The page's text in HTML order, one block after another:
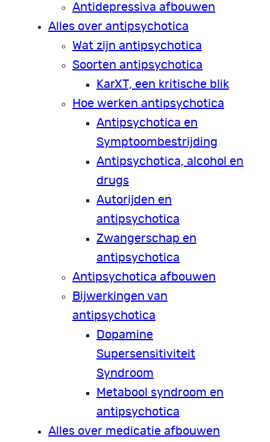
Antidepressiva afbouwen
Alles over antipsychotica
Wat zijn antipsychotica
Soorten antipsychotica
KarXT, een kritische blik
Hoe werken antipsychotica
Antipsychotica en
Symptoombestrijding
Antipsychotica, alcohol en
drugs
Autorijden en
antipsychotica
Zwangerschap en
antipsychotica
Antipsychotica afbouwen
Bijwerkingen van
antipsychotica
Dopamine
Supersensitiviteit
Syndroom
Metabool syndroom en
antipsychotica
Alles over medicatie afbouwen